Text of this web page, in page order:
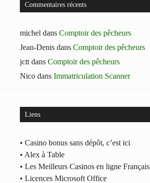
Commentaires récents
michel dans Comptoir des pêcheurs
Jean-Denis dans Comptoir des pêcheurs
jctt dans Comptoir des pêcheurs
Nico dans Immatriculation Scanner
Liens
• Casino bonus sans dépôt, c’est ici
• Alex à Table
• Les Meilleurs Casinos en ligne Français
• Licences Microsoft Office